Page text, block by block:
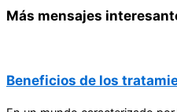
Más mensajes
Beneficios de los